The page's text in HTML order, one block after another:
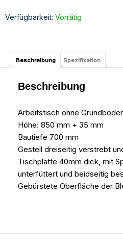
Verfügbarkeit: Vorrätig
Beschreibung Spezifikation
Beschreibung
Arbeitstisch ohne
Höhe: 850 mm + 35 mm
Bautiefe 700 mm
Gestell dreiseitig verstrebt
Tischplatte 40mm dick, mit
unterfüttert und beidseitig
Gebürstete Oberfläche der